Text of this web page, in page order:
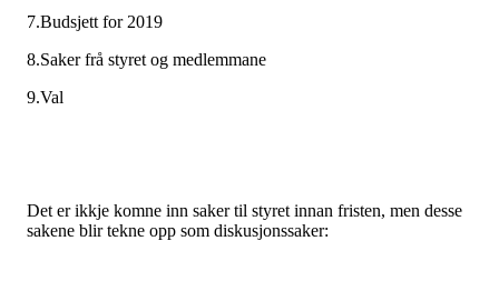
7.Budsjett for 2019
8.Saker frå styret og medlemmane
9.Val
Det er ikkje komne inn saker til styret innan fristen, men desse
sakene blir tekne opp som diskusjonssaker: